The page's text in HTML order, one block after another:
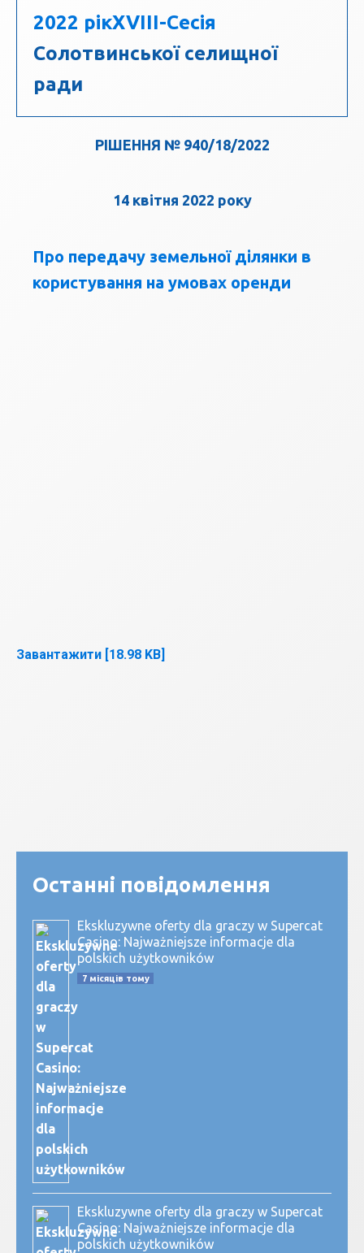
2022 рікXVIII-Сесія
Солотвинської селищної
ради
РІШЕННЯ № 940/18/2022
14 квітня 2022 року
Про передачу земельної ділянки в
користування на умовах оренди
Завантажити [18.98 KB]
Останні повідомлення
Ekskluzywne oferty dla graczy w Supercat
Casino: Najważniejsze informacje dla
polskich użytkowników
7 місяців тому
Ekskluzywne oferty dla graczy w Supercat
Casino: Najważniejsze informacje dla
polskich użytkowników